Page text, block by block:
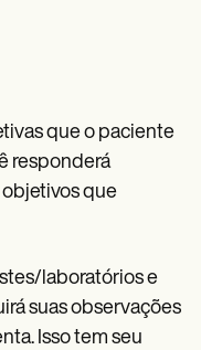
que o paciente
responderá
que
laboratórios e
suas observações
Isso tem seu